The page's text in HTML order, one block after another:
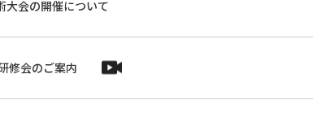
大会の開催について
修会のご案内